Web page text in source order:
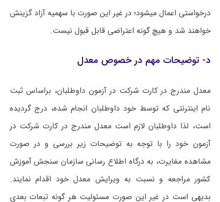
درخواستی اعمال میشود؛ در غیر این صورت با سهمیه آزاد گزینش
خواهند شد و هیچ گونه اعتراضی قابل قبول نیست.
د- توضیحات مهم در خصوص معدل
معدل مندرج در کارت شرکت در آزمون داوطلبان، براساس ثبت
نام اینترنتی که توسط خود داوطلبان انجام شده، درج گردیده
است، لذا داوطلبان لازم است معدل مندرج در کارت شرکت در
آزمون خود را با توجه به توضیحات زیر بررسی و در صورت
مشاهده مغایرت، به درگاه اطلاع رسانی سازمان سنجش آموزش
کشور مراجعه و نسبت به ویرایش معدل خود اقدام نمایند.
بدیهی است در غیر این صورت مسئولیت هر گونه تبعات بعدی